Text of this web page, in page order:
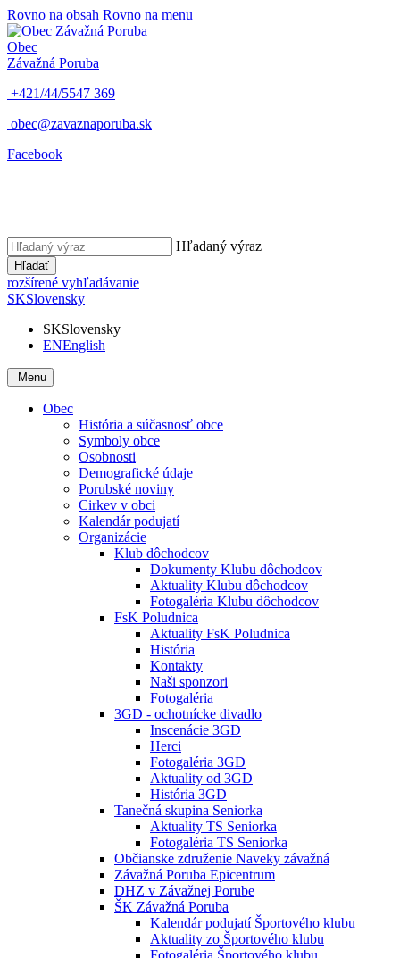
Rovno na obsah Rovno na menu
Obec
Závažná Poruba
+421/44/5547 369
obec@zavaznaporuba.sk
Facebook
Hľadaný výraz
Hľadať
rozšírené vyhľadávanie
SKSlovensky
SKSlovensky
ENEnglish
Menu
Obec
História a súčasnosť obce
Symboly obce
Osobnosti
Demografické údaje
Porubské noviny
Cirkev v obci
Kalendár podujatí
Organizácie
Klub dôchodcov
Dokumenty Klubu dôchodcov
Aktuality Klubu dôchodcov
Fotogaléria Klubu dôchodcov
FsK Poludnica
Aktuality FsK Poludnica
História
Kontakty
Naši sponzori
Fotogaléria
3GD - ochotnícke divadlo
Inscenácie 3GD
Herci
Fotogaléria 3GD
Aktuality od 3GD
História 3GD
Tanečná skupina Seniorka
Aktuality TS Seniorka
Fotogaléria TS Seniorka
Občianske združenie Naveky závažná
Závažná Poruba Epicentrum
DHZ v Závažnej Porube
ŠK Závažná Poruba
Kalendár podujatí Športového klubu
Aktuality zo Športového klubu
Fotogaléria Športového klubu